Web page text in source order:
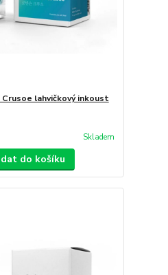
lahvičkový inkoust
Skladem
do košíku